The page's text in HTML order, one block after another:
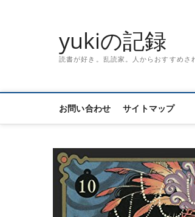
yukiの記録
読書が好き。乱読家。人からおすすめさ
お問い合わせ サイトマップ